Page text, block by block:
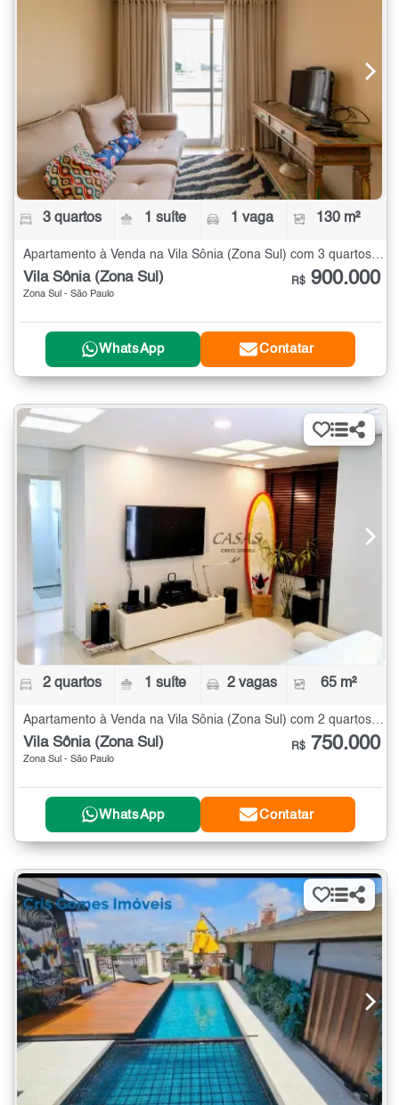
3 quartos 1 suíte 1 vaga 130 m²
Vila Sônia (Zona Sul)
Zona Sul - São Paulo
R$ 900.000
WhatsApp Contatar
2 quartos 1 suíte 2 vagas 65 m²
Apartamento à Venda na Vila Sônia (Zona Sul) com 2 quartos - 65 m²
Vila Sônia (Zona Sul)
Zona Sul - São Paulo
R$ 750.000
WhatsApp Contatar